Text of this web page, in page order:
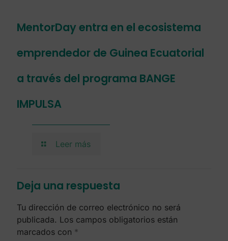
MentorDay entra en el ecosistema
emprendedor de Guinea Ecuatorial
a través del programa BANGE
IMPULSA
Leer más
Deja una respuesta
Tu dirección de correo electrónico no será
publicada. Los campos obligatorios están
marcados con *